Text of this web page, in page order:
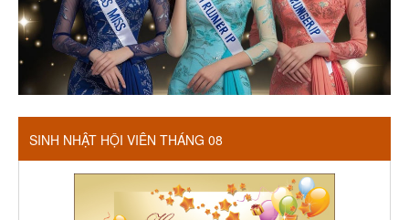
SINH NHẬT HỘI VIÊN THÁNG 08